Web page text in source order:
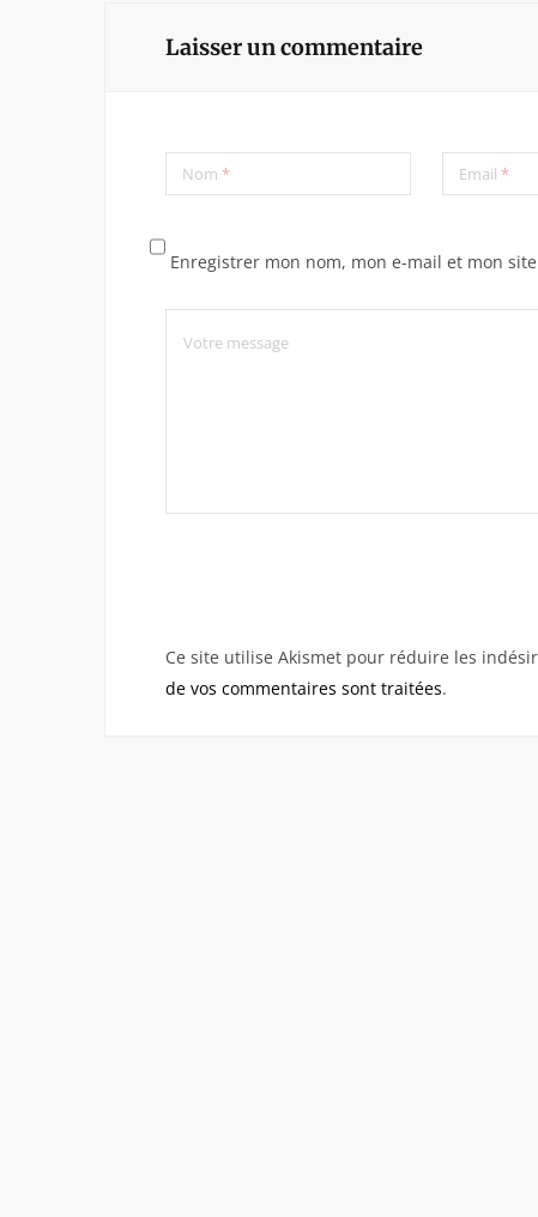
Laisser un commentaire
Nom * Email*
Enregistrer mon nom, mon e-mail et mon
Ce site utilise Akismet pour réduire les
de vos commentaires sont traitées.